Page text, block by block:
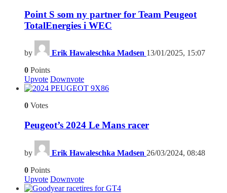
Point S som ny partner for Team Peugeot
TotalEnergies i WEC
by Erik Hawaleschka Madsen 13/01/2025, 15:07
0 Points
Upvote Downvote
6
0 Votes
Peugeot’s 2024 Le Mans racer
by Erik Hawaleschka Madsen 26/03/2024, 08:48
0 Points
Upvote Downvote
4